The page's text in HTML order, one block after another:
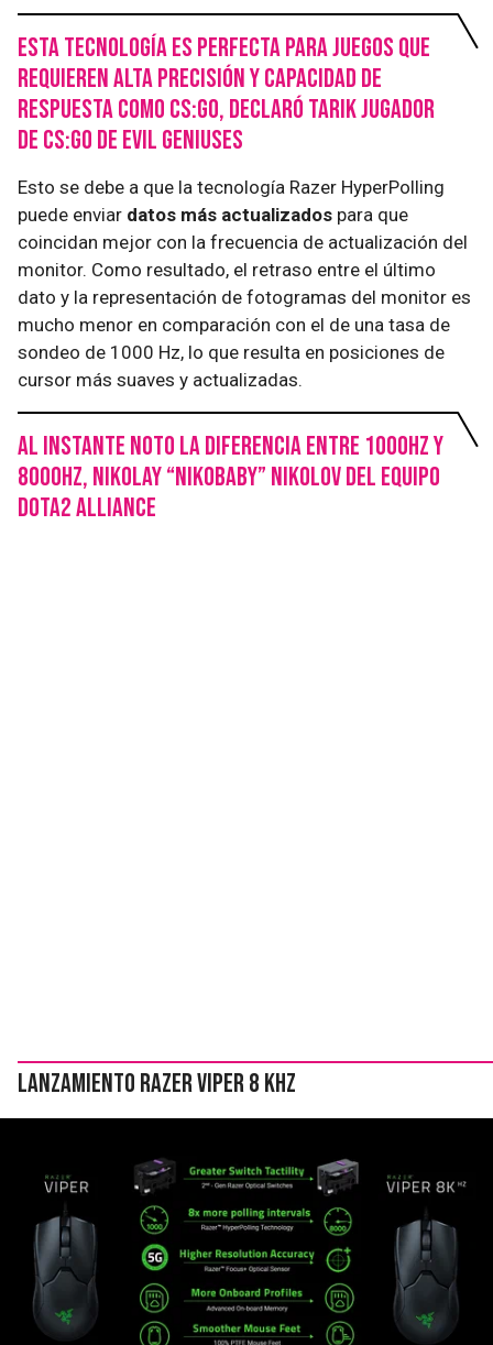
Esta tecnología es perfecta para juegos que
requieren alta precisión y capacidad de
respuesta como CS:GO, declaró Tarik jugador
de CS:GO de Evil Geniuses
Esto se debe a que la tecnología Razer HyperPolling
puede enviar datos más actualizados para que
coincidan mejor con la frecuencia de actualización del
monitor. Como resultado, el retraso entre el último
dato y la representación de fotogramas del monitor es
mucho menor en comparación con el de una tasa de
sondeo de 1000 Hz, lo que resulta en posiciones de
cursor más suaves y actualizadas.
Al instante noto la diferencia entre 1000Hz y
8000Hz, Nikolay “Nikobaby” Nikolov del equipo
Dota2 Alliance
Lanzamiento Razer Viper 8 KHz